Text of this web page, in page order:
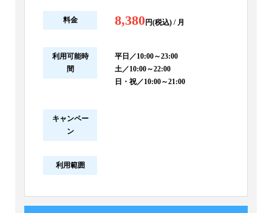
料金 8,380円(税込) / 月
利用可能時
間
平日／10:00～23:00
土／10:00～22:00
日・祝／10:00～21:00
キャンペー
ン
利用範囲